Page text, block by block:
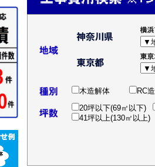
木造解体
RC
20坪以下(69㎡以下)
41坪以上(130㎡以上)